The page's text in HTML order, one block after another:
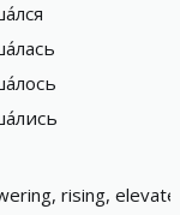
rising,